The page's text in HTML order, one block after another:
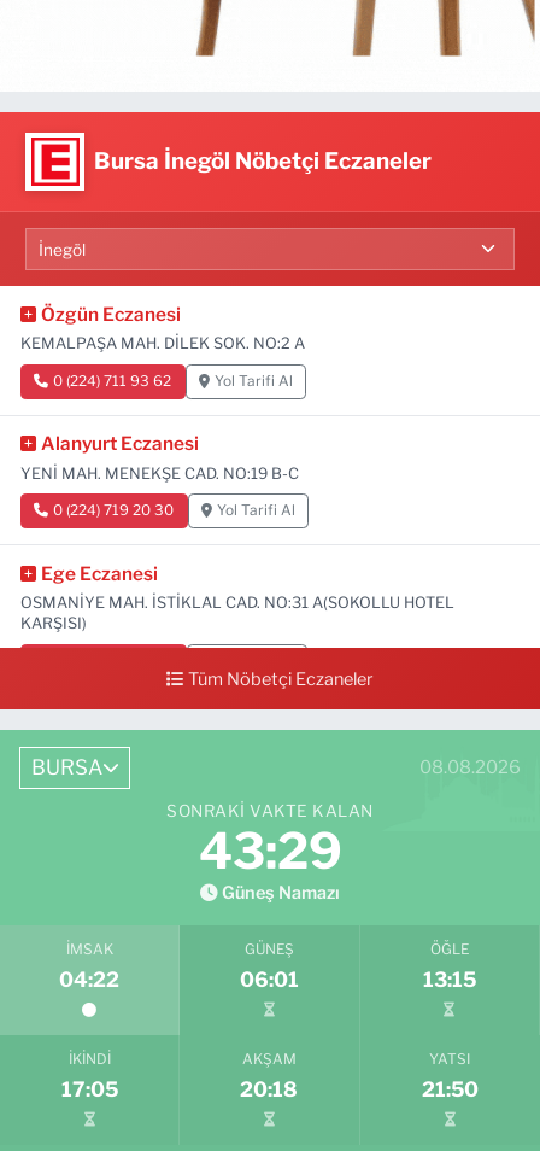
Bursa İnegöl Nöbetçi Eczaneler
Özgün Eczanesi
KEMALPAŞA MAH. DİLEK SOK. NO:2 A
0 (224) 711 93 62 Yol Tarifi Al
Alanyurt Eczanesi
YENİ MAH. MENEKŞE CAD. NO:19 B-C
0 (224) 719 20 30 Yol Tarifi Al
Ege Eczanesi
OSMANİYE MAH. İSTİKLAL CAD. NO:31 A(SOKOLLU HOTEL
KARŞISI)
Tüm Nöbetçi Eczaneler
BURSA 08.08.2026
SONRAKI VAKTE KALAN
43:28
Güneş Namazı
İMSAK
04:22
GÜNEŞ
06:01
ÖĞLE
13:15
İKINDI
17:05
AKŞAM
20:18
YATSI
21:50